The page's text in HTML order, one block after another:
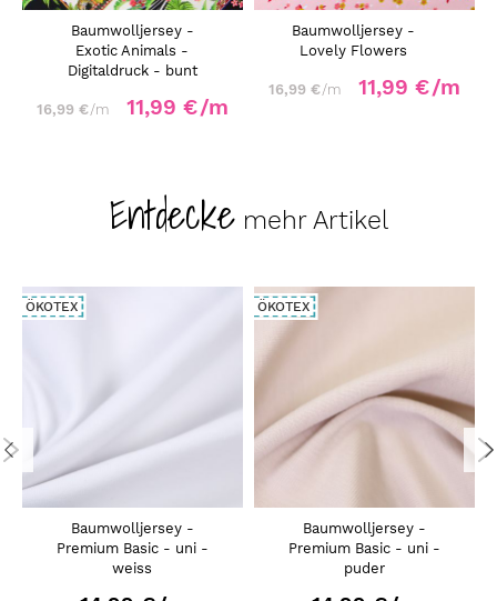
Baumwolljersey -
Exotic Animals -
Digitaldruck - bunt
16,99 €/m 11,99 €/m
Baumwolljersey -
Lovely Flowers
16,99 €/m 11,99 €/m
Entdeckemehr Artikel
ÖKOTEX
Baumwolljersey -
Premium Basic - uni -
weiss
ÖKOTEX
Baumwolljersey -
Premium Basic - uni -
puder